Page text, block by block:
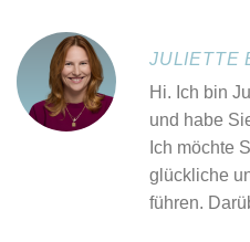
JULIETTE
Hi. Ich bin
und habe
Ich möchte
glückliche
führen.